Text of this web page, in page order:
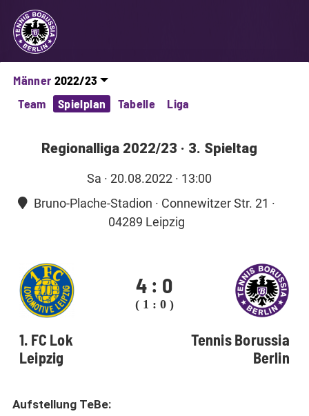
Männer
Team
Spielplan Tabelle Liga
Regionalliga 2022/23 · 3. Spieltag
Sa · 20.08.2022 · 13:00
Bruno-Plache-Stadion · Connewitzer Str. 21 ·
04289 Leipzig
4 : 0
( 1 : 0 )
1. FC Lok
Leipzig
Tennis Borussia
Berlin
Aufstellung TeBe: